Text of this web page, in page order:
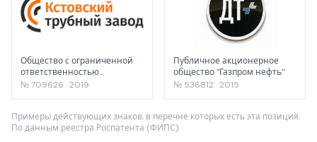
Общество с ограниченной
ответственностью
"Кстовский трубный завод"
№ 709626 · 2019
Публичное акционерное
общество "Газпром нефть"
№ 536812 · 2015
Примеры действующих знаков, в перечне которых есть эта позиция.
По данным реестра Роспатента (ФИПС).